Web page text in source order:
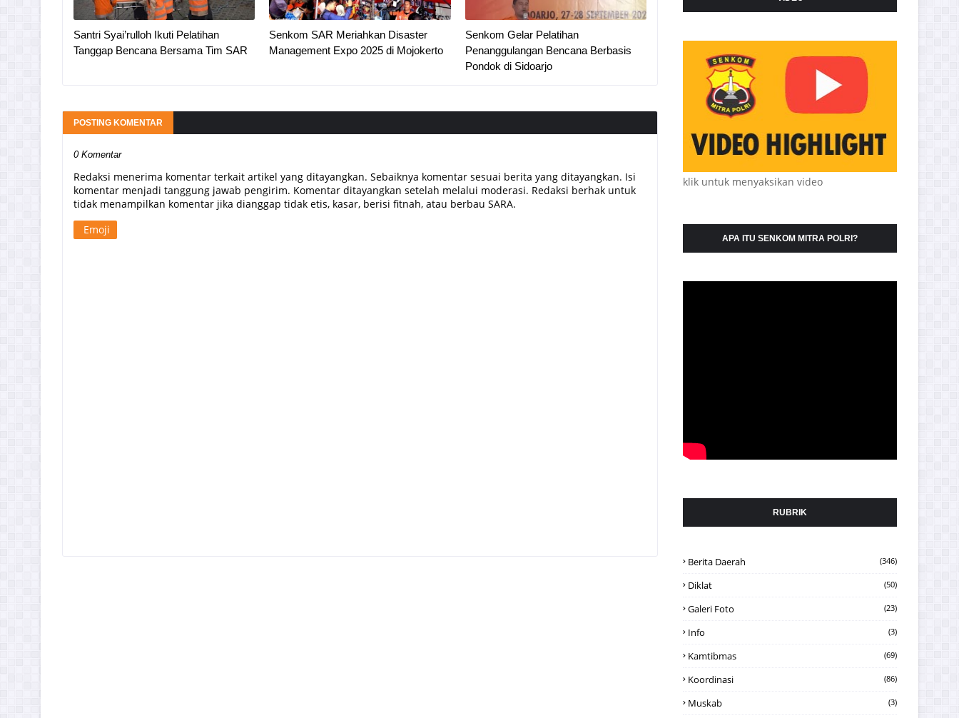
Santri Syai’rulloh Ikuti Pelatihan
Tanggap Bencana Bersama Tim SAR
Senkom SAR Meriahkan Disaster
Management Expo 2025 di Mojokerto
Senkom Gelar Pelatihan
Penanggulangan Bencana Berbasis
Pondok di Sidoarjo
POSTING KOMENTAR
0 Komentar
Redaksi menerima komentar terkait artikel yang ditayangkan. Sebaiknya komentar sesuai berita yang ditayangkan. Isi
komentar menjadi tanggung jawab pengirim. Komentar ditayangkan setelah melalui moderasi. Redaksi berhak untuk
tidak menampilkan komentar jika dianggap tidak etis, kasar, berisi fitnah, atau berbau SARA.
Emoji
klik untuk menyaksikan video
APA ITU SENKOM MITRA POLRI?
RUBRIK
Berita Daerah (346)
Diklat (50)
Galeri Foto (23)
Info (3)
Kamtibmas (69)
Koordinasi (86)
Muskab (3)